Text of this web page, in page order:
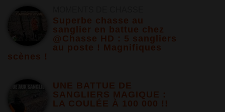
Superbe chasse au
sanglier en battue chez
@Chasse HD : 5 sangliers
au poste ! Magnifiques
scènes !
UNE BATTUE DE
SANGLIERS MAGIQUE :
LA COULÉE À 100 000 !!